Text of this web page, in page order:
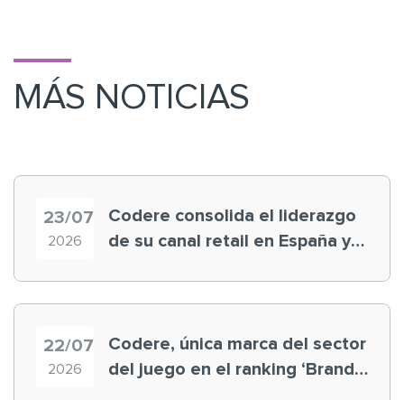
MÁS NOTICIAS
23/07
2026
Codere consolida el liderazgo
de su canal retail en España y
22/07
2026
Codere, única marca del sector
del juego en el ranking ‘Brand